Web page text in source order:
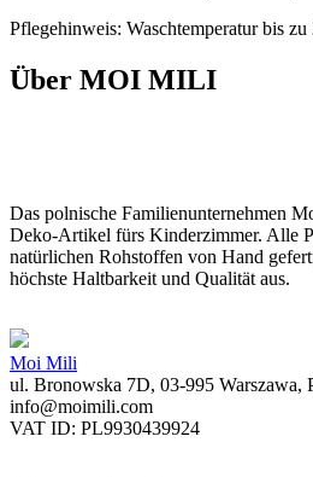
Pflegehinweis: Waschtemperatur bis zu
Über MOI MILI
Das polnische Familienunternehmen
Deko-Artikel fürs Kinderzimmer. Alle
natürlichen Rohstoffen von Hand
höchste Haltbarkeit und Qualität aus.
Moi Mili
ul. Bronowska 7D, 03-995 Warszawa,
info@moimili.com
VAT ID: PL9930439924